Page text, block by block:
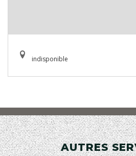
indisponible
AUTRES